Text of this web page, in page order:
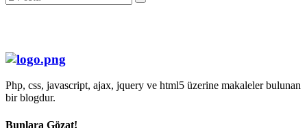
Php, css, javascript, ajax, jquery ve html5 üzerine makaleler bulunan
bir blogdur.
Bunlara Gözat!